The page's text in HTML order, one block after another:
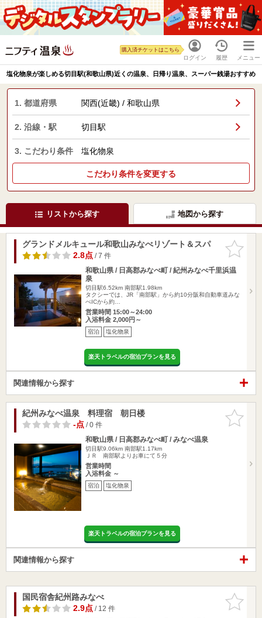
ログイン
購入済チケットはこちら
履歴 メニュー
塩化物泉が楽しめる切目駅(和歌山県)近くの温泉、日帰り温泉、スーパー銭湯おすすめ
1. 都道府県 関西(近畿) / 和歌山県
2. 沿線・駅 切目駅
3. こだわり条件 塩化物泉
こだわり条件を変更する
リストから探す 地図から探す
お気に入
りに追加
グランドメルキュール和歌山みなべリゾート＆スパ
2.8点/ 7 件
和歌山県 / 日高郡みなべ町 / 紀州みなべ千里浜温
泉
切目駅6.52km 南部駅1.98km
タクシーでは、JR「南部駅」から約10分阪和自動車道みな
べICから約…
営業時間 15:00～24:00
入浴料金 2,000円～
宿泊 塩化物泉
楽天トラベルの宿泊プランを見る
関連情報から探す
お気に入
りに追加
紀州みなべ温泉 料理宿 朝日楼
-点/ 0 件
和歌山県 / 日高郡みなべ町 / みなべ温泉
切目駅9.06km 南部駅1.17km
ＪＲ 南部駅よりお車にて５分
営業時間
入浴料金 ～
宿泊 塩化物泉
楽天トラベルの宿泊プランを見る
関連情報から探す
お気に入
りに追加
国民宿舎紀州路みなべ
2.9点/ 12 件